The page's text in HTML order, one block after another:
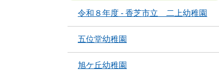
令和８年度 - 香芝市立 二上幼稚園
五位堂幼稚園
旭ケ丘幼稚園